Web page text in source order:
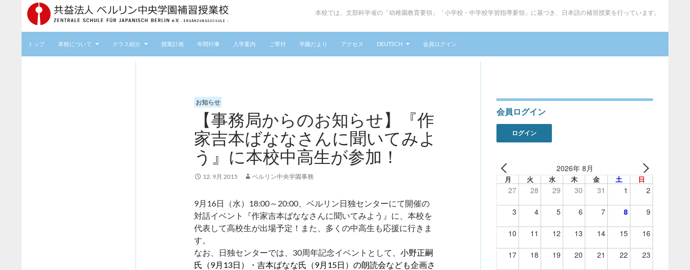
本校では、文部科学省の「幼稚園教育要領」「小学校・中学校学習指導要領」に基づき、日本語の補習授業を行っています。
トップ
本校について クラス紹介 授業計画 年間行事 入学案内 ご寄付 学園だより アクセス DEUTSCH 会員ログイン
お知らせ
【事務局からのお知らせ】『作
家吉本ばななさんに聞いてみよ
う』に本校中高生が参加！
12. 9月 2015 ベルリン中央学園事務
9月16日（水）18:00～20:00、ベルリン日独センターにて開催の
対話イベント『作家吉本ばななさんに聞いてみよう』に、本校を
代表して高校生が出場予定！また、多くの中高生も応援に行きま
す。
なお、日独センターでは、30周年記念イベントとして
、小野正嗣
氏（9月13日）・吉本ばなな氏（9月15日）の朗読会なども企画さ
会員ログイン
ログイン
2026年 8月
月 火 水 木 金 土 日
27 28 29 30 31 1 2
3 4 5 6 7 8 9
10 11 12 13 14 15 16
17 18 19 20 21 22 23